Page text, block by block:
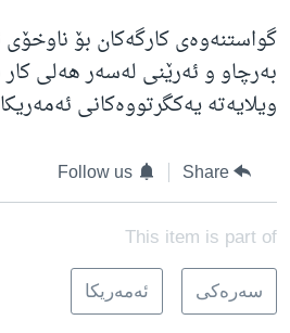
گواستنەوەی کارگەکان بۆ ناوخۆی
بەرچاو و ئەرێنی لەسەر هەلی کار
ویلایەتە یەکگرتووەکانی
Share
Follow us
This item is part of
سه‌ره‌کی ئه‌مه‌ریکا